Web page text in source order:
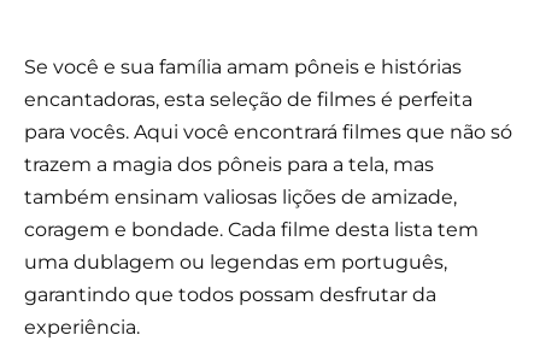
Se você e sua família amam pôneis e histórias
encantadoras, esta seleção de filmes é perfeita
para vocês. Aqui você encontrará filmes que não só
trazem a magia dos pôneis para a tela, mas
também ensinam valiosas lições de amizade,
coragem e bondade. Cada filme desta lista tem
uma dublagem ou legendas em português,
garantindo que todos possam desfrutar da
experiência.